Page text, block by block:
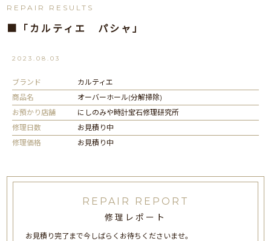
REPAIR RESULTS
■「カルティエ パシャ」
2023.08.03
ブランド
カルティエ
商品名
オーバーホール(分解掃除)
お預かり店舗
にしのみや時計宝石修理研究所
修理日数
お見積り中
修理価格
お見積り中
REPAIR REPORT
修理レポート
お見積り完了まで今しばらくお待ちくださいませ。